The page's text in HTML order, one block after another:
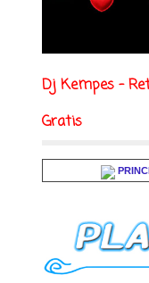
Dj Kempes -
Gratis